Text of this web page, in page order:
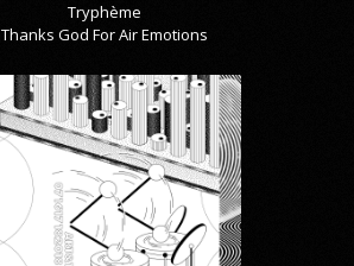
Tryphème
Thanks God For Air Emotions